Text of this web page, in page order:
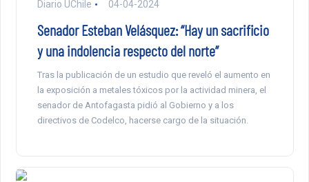
Diario UChile 04-04-2024
Senador Esteban Velásquez: “Hay un sacrificio
y una indolencia respecto del norte”
Tras la publicación de un estudio que reveló el aumento en
la exposición a metales tóxicos por la actividad minera, el
senador de Antofagasta pidió al Gobierno y a los
directivos de Codelco, hacerse cargo de la situación.